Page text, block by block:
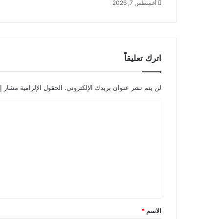
أغسطس 7, 2026
اترك تعليقاً
لن يتم نشر عنوان بريدك الإلكتروني. الحقول الإلزامية مشار
*
الاسم *